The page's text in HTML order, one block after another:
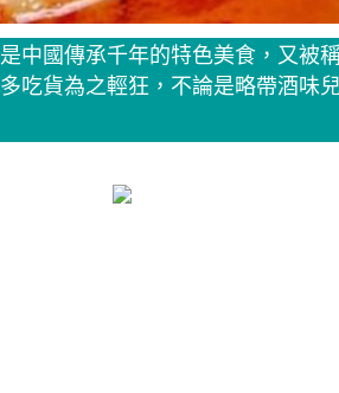
中國傳承千年的特色美食，又被
吃貨為之輕狂，不論是略帶酒味